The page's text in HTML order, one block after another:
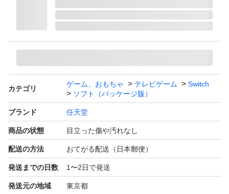
カテゴリ
ゲーム、おもちゃ テレビゲーム
Switch
ソフト（パッケージ版）
ブランド 任天堂
商品の状態 目立った傷や汚れなし
配送の方法 おてがる配送（日本郵便）
発送までの日数 1〜2日で発送
発送元の地域 東京都